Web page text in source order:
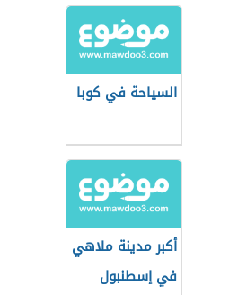
السياحة في كوبا
أكبر مدينة ملاهي
في إسطنبول